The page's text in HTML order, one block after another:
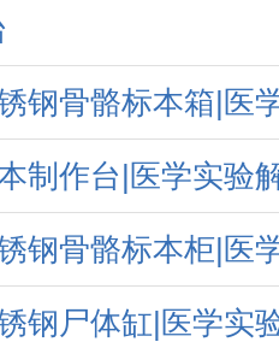
钢骨骼标本箱|医
制作台|医学实验
钢骨骼标本柜|医
钢尸体缸|医学实